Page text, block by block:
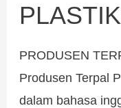
PRODUSEN
Produsen Terpal
dalam bahasa